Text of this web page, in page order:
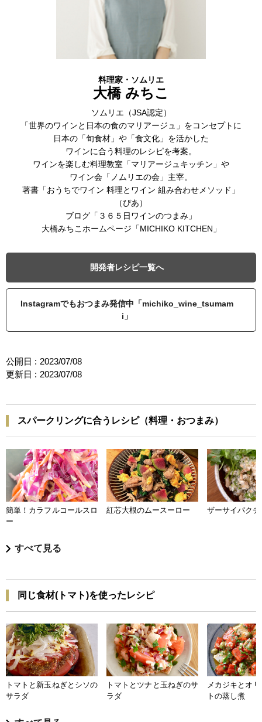
料理家・ソムリエ
大橋 みちこ
ソムリエ（JSA認定）
「世界のワインと日本の食のマリアージュ」をコンセプトに
日本の「旬食材」や「食文化」を活かした
ワインに合う料理のレシピを考案。
ワインを楽しむ料理教室「マリアージュキッチン」や
ワイン会「ノムリエの会」主宰。
著書「おうちでワイン 料理とワイン 組み合わせメソッド」
（ぴあ）
ブログ「３６５日ワインのつまみ」
大橋みちこホームページ「MICHIKO KITCHEN」
開発者レシピ一覧へ
Instagramでもおつまみ発信中「michiko_wine_tsumam
i」
公開日 : 2023/07/08
更新日 : 2023/07/08
スパークリングに合うレシピ（料理・おつまみ）
簡単！カラフルコールスロ
ー
紅芯大根のムースーロー ザーサイパクチ
すべて見る
同じ食材(トマト)を使ったレシピ
トマトと新玉ねぎとシソの
サラダ
トマトとツナと玉ねぎのサ
ラダ
メカジキとオ
トの蒸し煮